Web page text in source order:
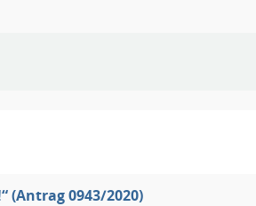
(Antrag 0943/2020)